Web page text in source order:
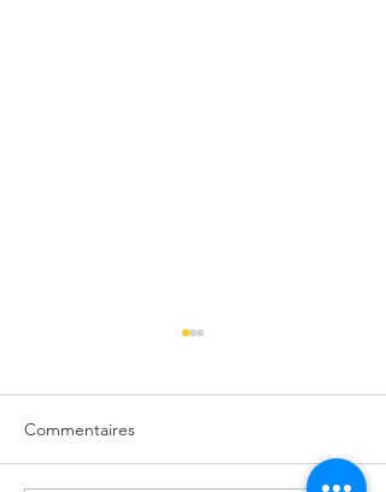
Commentaires